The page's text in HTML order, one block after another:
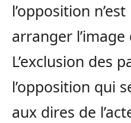
l’opposition
arranger l’image
L’exclusion des
l’opposition qui
aux dires de